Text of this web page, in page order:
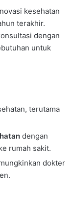
kesehatan
terakhir.
dengan
untuk
terutama
dengan
rumah sakit.
dokter